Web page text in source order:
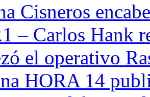
Cisneros
– Carlos Hank
el operativo
HORA 14